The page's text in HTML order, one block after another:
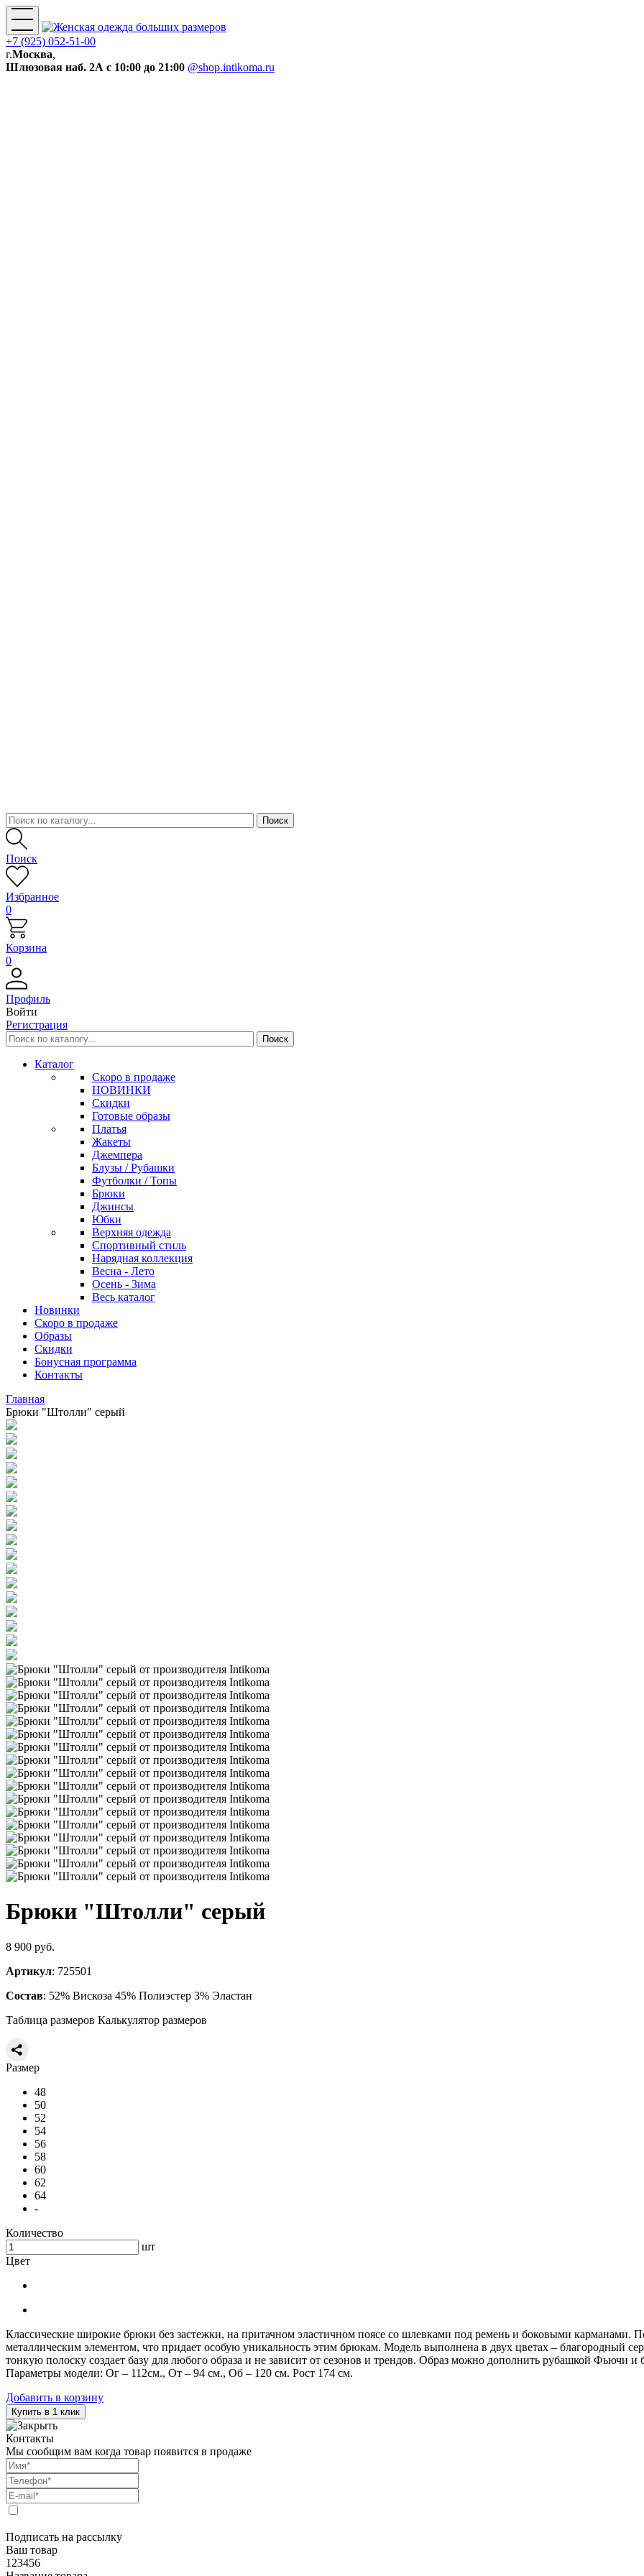
+7 (925) 052-51-00
г.Москва,
Шлюзовая наб. 2А с 10:00 до 21:00 @shop.intikoma.ru
Поиск
Избранное
0
Корзина
0
Профиль
Войти
Регистрация
Каталог
Скоро в продаже
НОВИНКИ
Скидки
Готовые образы
Платья
Жакеты
Джемпера
Блузы / Рубашки
Футболки / Топы
Брюки
Джинсы
Юбки
Верхняя одежда
Спортивный стиль
Нарядная коллекция
Весна - Лето
Осень - Зима
Весь каталог
Новинки
Скоро в продаже
Образы
Скидки
Бонусная программа
Контакты
Главная
Брюки "Штолли" серый
Брюки "Штолли" серый
8 900 руб.
Артикул: 725501
Состав: 52% Вискоза 45% Полиэстер 3% Эластан
Таблица размеров Калькулятор размеров
Размер
48
50
52
54
56
58
60
62
64
-
Количество
шт
Цвет
Классические широкие брюки без застежки, на притачном эластичном поясе со шлевками под ремень и боковыми карманами.
металлическим элементом, что придает особую уникальность этим брюкам. Модель выполнена в двух цветах – благородный
тонкую полоску создает базу для любого образа и не зависит от сезонов и трендов. Образ можно дополнить рубашкой Фьючи
Параметры модели: Ог – 112см., От – 94 см., Об – 120 см. Рост 174 см.
Добавить в корзину
Купить в 1 клик
Контакты
Мы сообщим вам когда товар появится в продаже
Подписать на рассылку
Ваш товар
123456